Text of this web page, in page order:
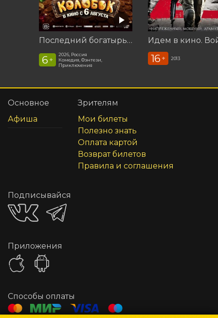
Последний богатырь. Колобок
6 +
2026, Россия
Комедия, Фэнтези,
Приключения
16 + 2013
Основное
Афиша
Зрителям
Мои билеты
Полезно знать
Оплата картой
Возврат билетов
Правила и соглашения
Подписывайся
Приложения
Способы оплаты